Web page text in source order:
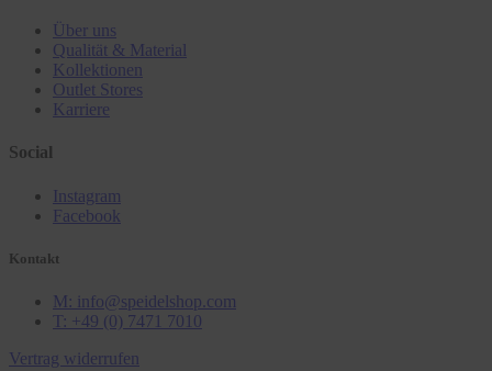
Über uns
Qualität & Material
Kollektionen
Outlet Stores
Karriere
Social
Instagram
Facebook
Kontakt
M: info@speidelshop.com
T: +49 (0) 7471 7010
Vertrag widerrufen